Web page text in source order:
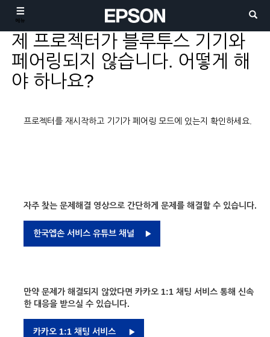
메뉴
제 프로젝터가 블루투스 기기와
페어링되지 않습니다. 어떻게 해
야 하나요?
프로젝터를 재시작하고 기기가 페어링 모드에 있는지 확인하세요.
자주 찾는 문제해결 영상으로 간단하게 문제를 해결할 수 있습니다.
한국엡손 서비스 유튜브 채널
만약 문제가 해결되지 않았다면 카카오 1:1 채팅 서비스 통해 신속
한 대응을 받으실 수 있습니다.
카카오 1:1 채팅 서비스